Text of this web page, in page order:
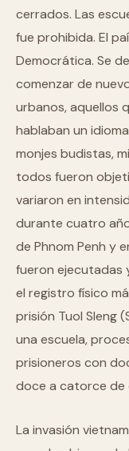
cerrados. Las
fue prohibida. El
Democrática. Se
comenzar de
urbanos, aquellos
hablaban un
monjes budistas,
todos fueron
variaron en
durante cuatro
de Phnom Penh y
fueron ejecutadas
el registro físico
prisión Tuol Sleng
una escuela,
prisioneros con
doce a catorce de
La invasión